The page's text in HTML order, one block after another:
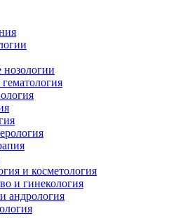
и косметология
и гинекология
андрология